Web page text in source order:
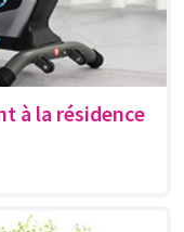
à la résidence